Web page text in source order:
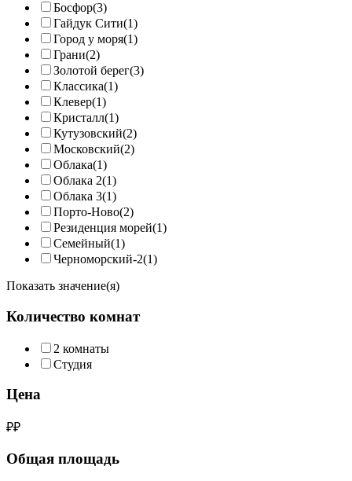
Босфор(3)
Гайдук Сити(1)
Город у моря(1)
Грани(2)
Золотой берег(3)
Классика(1)
Клевер(1)
Кристалл(1)
Кутузовский(2)
Московский(2)
Облака(1)
Облака 2(1)
Облака 3(1)
Порто-Ново(2)
Резиденция морей(1)
Семейный(1)
Черноморский-2(1)
Показать значение(я)
Количество комнат
2 комнаты
Студия
Цена
₽₽
Общая площадь